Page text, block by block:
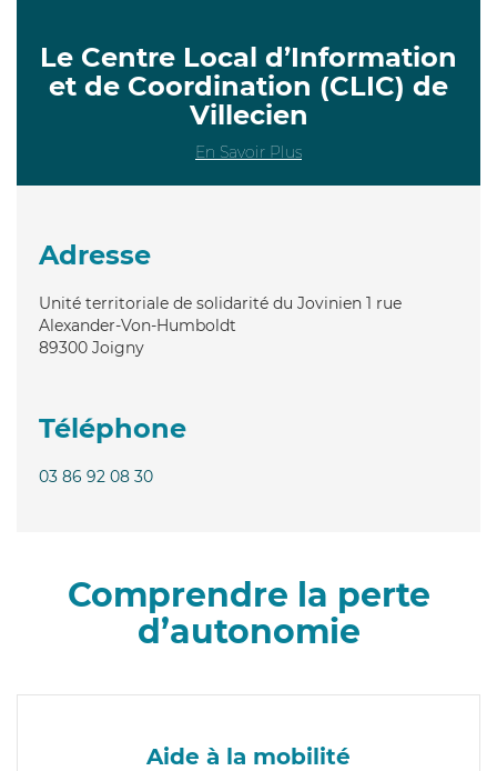
Le Centre Local d’Information
et de Coordination (CLIC) de
Villecien
En Savoir Plus
Adresse
Unité territoriale de solidarité du Jovinien 1 rue
Alexander-Von-Humboldt
89300 Joigny
Téléphone
03 86 92 08 30
Comprendre la perte
d’autonomie
Aide à la mobilité